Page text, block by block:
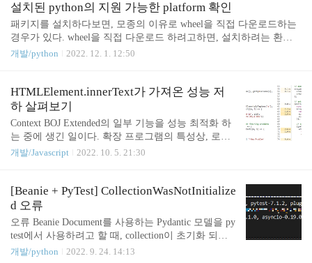
하지 못할 수도 있다. 파이썬의 버전과 각 프로젝트
에 맞는 가상환경을 쉽게 구축하고 관리하는 것을 아
나콘다의 기능이라고 보고, 이번 글에서는 아나콘다
한다. 먼저, 크게 세 가지로 나눠서 접근해보자. 파이
전 관리 파이썬은 특정 패키지들이 버전을 지원하지
않으면 버전을 내려야하는 경우들이 종종 있다. 예를
들면 Python 3.7 ..
설치된 python의 지원 가능한 platform 확인
패키지를 설치하다보면, 모종의 이유로 wheel을 직접 다운로드하는
경우가 있다. wheel을 직접 다운로드 하려고하면, 설치하려는 환경
에 따라서 whl 파일이 엄청나게 많은데, 그럴 때마다 운영체제, 비
hl is not a supported wheel on this platform. 2018년에 TensorFlow의 Git
Hub repository에서 동일한 질문이 있었고 https://github.com/tensorflo
w/tensorflow/issues/9722 , 아래와 같이 엄청 간단한 커맨드로 쉽게 확
인할 수 있었다. Linux/Mac $ pytho..
개발/python 2022. 12. 1. 12:50
HTMLElement.innerText가 가져온 성능 저
하 살펴보기
Context BOJ Extended의 일부 기능을 성능 최적화 하
는 중에 생긴 일이다. 확장 프로그램의 특성상, 로드
되는 DOM 을 조작하는 일이 많다. 그 중에서 불필요
할을 넘기는 작업을 하고 있었다. 그런데 페이지 로
드가 평소보다 심하게 느려져서 확인해보니, 아래와
같은 상황이 발생했다. 해결 무슨 일인지 확인하기
위해서 MDN 문서를 확인했는데, 다음과 같은 문장
이 있었다. innerText는 Node.textContent와 혼동하기
쉬우나 중요한 차이점을 가지고 있습니다. 기본적으
개발/Javascript 2022. 10. 5. 21:30
[Beanie + PyTest] CollectionWasNotInitialize
d 오류
오류 Beanie Document를 사용하는 Pydantic 모델을 py
test에서 사용하려고 할 때, collection이 초기화 되지
않았다는 오류가 나오면서 테스트 실행 자체를 실패
개발/python 2022. 9. 24. 14:13